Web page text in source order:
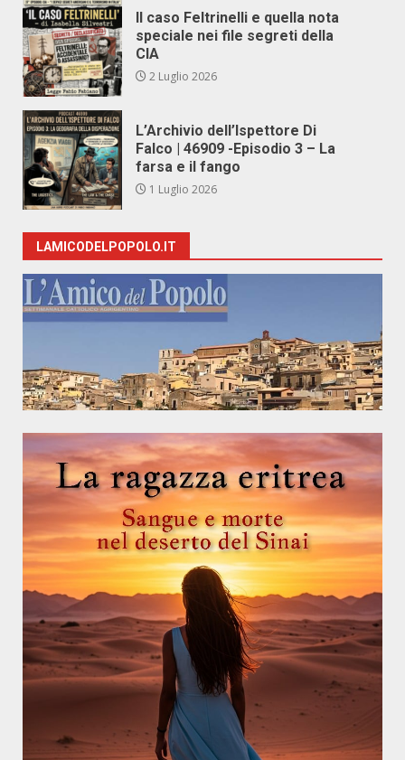
Il caso Feltrinelli e quella nota
speciale nei file segreti della
CIA
2 Luglio 2026
L’Archivio dell’Ispettore Di
Falco | 46909 -Episodio 3 – La
farsa e il fango
1 Luglio 2026
LAMICODELPOPOLO.IT